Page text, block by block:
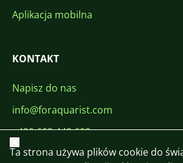
Aplikacja mobilna
KONTAKT
Napisz do nas
info@foraquarist.com
+420 603 449 602
Zamknij
Ta strona używa plików cookie do